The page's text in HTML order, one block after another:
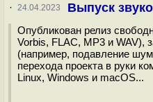
· 24.04.2023 Выпуск
Опубликован релиз
Vorbis, FLAC, MP3 и WAV),
(например, подавление
перехода проекта в руки
Linux, Windows и macOS...